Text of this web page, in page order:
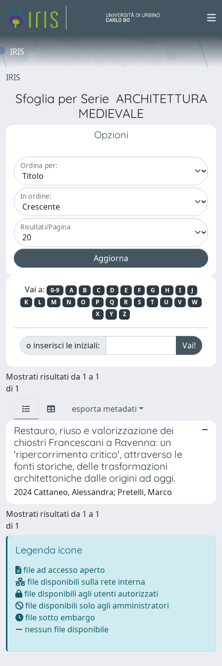
IRIS
IRIS
Sfoglia per Serie ARCHITETTURA
MEDIEVALE
Opzioni
Ordina per:
In ordine:
Risultati/Pagina
Vai a: 0-9 A B C D E F G H I
J
K
L M N O P Q R S T U V
W
X
Y Z
o inserisci le iniziali:
Mostrati risultati da 1 a 1
di 1
esporta metadati
Restauro, riuso e valorizzazione dei
chiostri Francescani a Ravenna: un
'ripercorrimento critico', attraverso le
fonti storiche, delle trasformazioni
architettoniche dalle origini ad oggi.
2024 Cattaneo, Alessandra; Pretelli, Marco
Mostrati risultati da 1 a 1
di 1
Legenda icone
file ad accesso aperto
file disponibili sulla rete interna
file disponibili agli utenti autorizzati
file disponibili solo agli amministratori
file sotto embargo
nessun file disponibile